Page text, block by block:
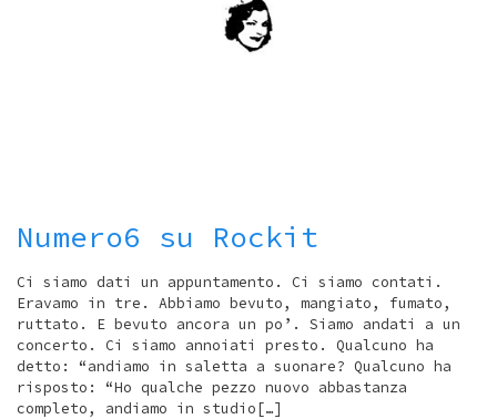
Numero6 su Rockit
Ci siamo dati un appuntamento. Ci siamo contati.
Eravamo in tre. Abbiamo bevuto, mangiato, fumato,
ruttato. E bevuto ancora un po’. Siamo andati a un
concerto. Ci siamo annoiati presto. Qualcuno ha
detto: “andiamo in saletta a suonare? Qualcuno ha
risposto: “Ho qualche pezzo nuovo abbastanza
completo, andiamo in studio[…]